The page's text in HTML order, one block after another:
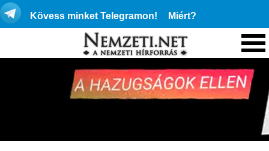
Kövess minket Telegramon! Miért?